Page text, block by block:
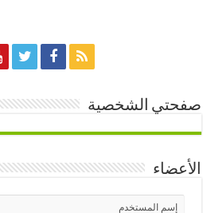
صفحتي الشخصية
الأعضاء